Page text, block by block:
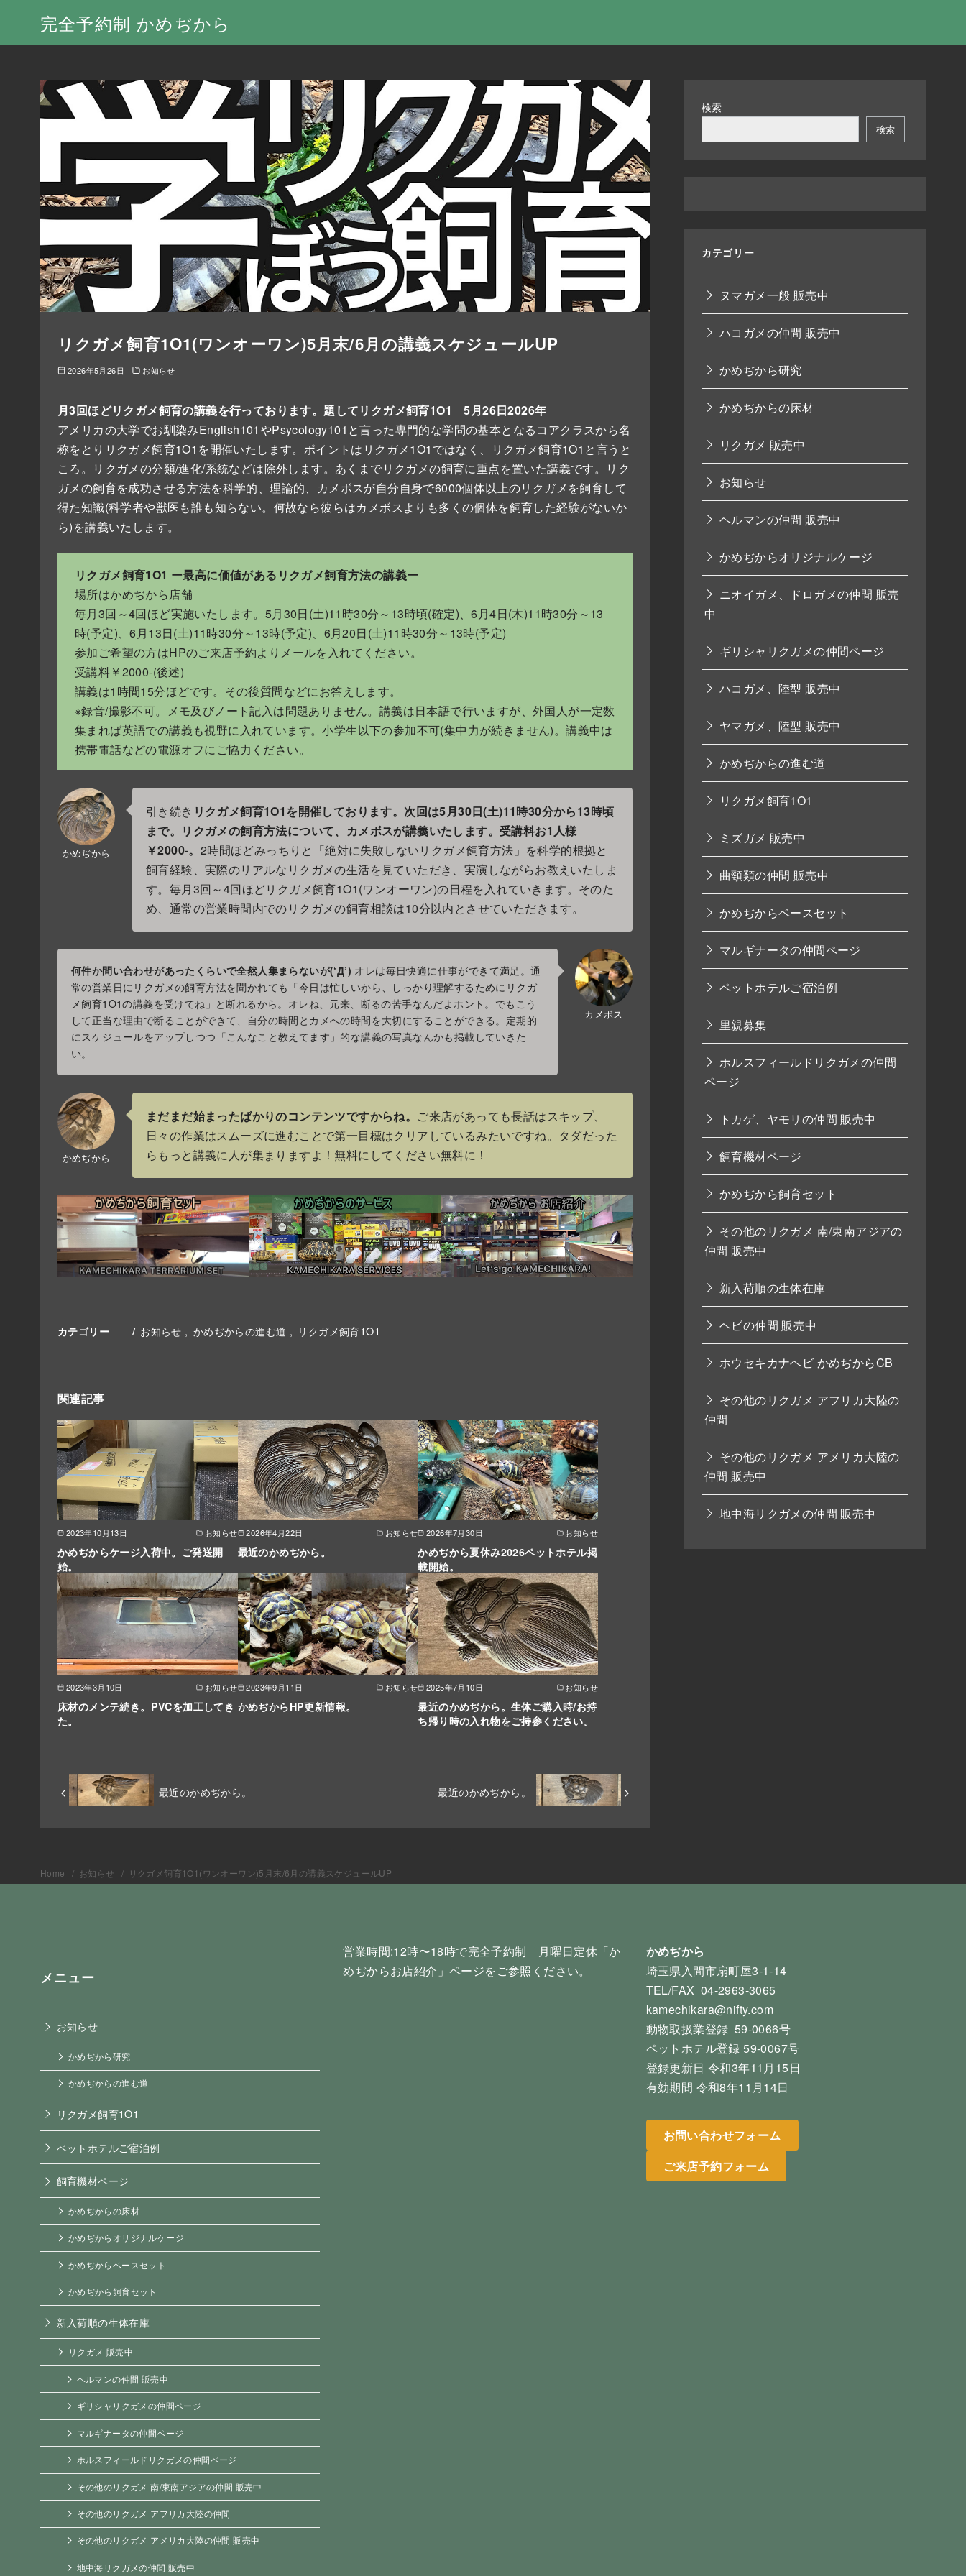
完全予約制 かめぢから
リクガメ飼育1O1(ワンオーワン)5月末/6月の講義スケジュールUP
2026年5月26日 お知らせ
月3回ほどリクガメ飼育の講義を行っております。題してリクガメ飼育1O1 5月26日2026年
アメリカの大学でお馴染みEnglish101やPsycology101と言った専門的な学問の基本となるコアクラスから名
称をとりリクガメ飼育1O1を開催いたします。ポイントはリクガメ1O1ではなく、リクガメ飼育1O1と言うと
ころ。リクガメの分類/進化/系統などは除外します。あくまでリクガメの飼育に重点を置いた講義です。リク
ガメの飼育を成功させる方法を科学的、理論的、カメボスが自分自身で6000個体以上のリクガメを飼育して
得た知識(科学者や獣医も誰も知らない。何故なら彼らはカメボスよりも多くの個体を飼育した経験がないか
ら)を講義いたします。
リクガメ飼育1O1 ー最高に価値があるリクガメ飼育方法の講義ー
場所はかめぢから店舗
毎月3回～4回ほど実施いたします。5月30日(土)11時30分～13時頃(確定)、6月4日(木)11時30分～13
時(予定)、6月13日(土)11時30分～13時(予定)、6月20日(土)11時30分～13時(予定)
参加ご希望の方はHPのご来店予約よりメールを入れてください。
受講料￥2000-(後述)
講義は1時間15分ほどです。その後質問などにお答えします。
※録音/撮影不可。メモ及びノート記入は問題ありません。講義は日本語で行いますが、外国人が一定数
集まれば英語での講義も視野に入れています。小学生以下の参加不可(集中力が続きません)。講義中は
携帯電話などの電源オフにご協力ください。
かめぢから
引き続き リクガメ飼育1O1を開催しております。次回は5月30日(土)11時30分から13時頃
まで。リクガメの飼育方法について、カメボスが講義いたします。受講料お1人様
￥2000-。 2時間ほどみっちりと「絶対に失敗しないリクガメ飼育方法」を科学的根拠と
飼育経験、実際のリアルなリクガメの生活を見ていただき、実演しながらお教えいたしま
す。毎月3回～4回ほどリクガメ飼育1O1(ワンオーワン)の日程を入れていきます。そのた
め、通常の営業時間内でのリクガメの飼育相談は10分以内とさせていただきます。
カメボス
何件か問い合わせがあったくらいで全然人集まらないが(‘Д’) オレは毎日快適に仕事ができて満足。通
常の営業日にリクガメの飼育方法を聞かれても「今日は忙しいから、しっかり理解するためにリクガ
メ飼育1O1の講義を受けてね」と断れるから。オレね、元来、断るの苦手なんだよホント。でもこう
して正当な理由で断ることができて、自分の時間とカメへの時間を大切にすることができる。定期的
にスケジュールをアップしつつ「こんなこと教えてます」的な講義の写真なんかも掲載していきた
い。
かめぢから
まだまだ始まったばかりのコンテンツですからね。 ご来店があっても長話はスキップ、
日々の作業はスムーズに進むことで第一目標はクリアしているみたいですね。タダだった
らもっと講義に人が集まりますよ！無料にしてください無料に！
カテゴリー お知らせ かめぢからの進む道 リクガメ飼育1O1
関連記事
2023年10月13日 お知らせ
かめぢからケージ入荷中。ご発送開
始。
2026年4月22日 お知らせ
最近のかめぢから。
2026年7月30日 お知らせ
かめぢから夏休み2026ペットホテル掲
載開始。
2023年3月10日 お知らせ
床材のメンテ続き。PVCを加工してき
た。
2023年9月11日 お知らせ
かめぢからHP更新情報。
2025年7月10日 お知らせ
最近のかめぢから。生体ご購入時/お持
ち帰り時の入れ物をご持参ください。
最近のかめぢから。 最近のかめぢから。
検索
検索
カテゴリー
ヌマガメ一般 販売中
ハコガメの仲間 販売中
かめぢから研究
かめぢからの床材
リクガメ 販売中
お知らせ
ヘルマンの仲間 販売中
かめぢからオリジナルケージ
ニオイガメ、ドロガメの仲間 販売
中
ギリシャリクガメの仲間ページ
ハコガメ、陸型 販売中
ヤマガメ、陸型 販売中
かめぢからの進む道
リクガメ飼育1O1
ミズガメ 販売中
曲頸類の仲間 販売中
かめぢからベースセット
マルギナータの仲間ページ
ペットホテルご宿泊例
里親募集
ホルスフィールドリクガメの仲間
ページ
トカゲ、ヤモリの仲間 販売中
飼育機材ページ
かめぢから飼育セット
その他のリクガメ 南/東南アジアの
仲間 販売中
新入荷順の生体在庫
ヘビの仲間 販売中
ホウセキカナヘビ かめぢからCB
その他のリクガメ アフリカ大陸の
仲間
その他のリクガメ アメリカ大陸の
仲間 販売中
地中海リクガメの仲間 販売中
Home お知らせ リクガメ飼育1O1(ワンオーワン)5月末/6月の講義スケジュールUP
メニュー
お知らせ
かめぢから研究
かめぢからの進む道
リクガメ飼育1O1
ペットホテルご宿泊例
飼育機材ページ
かめぢからの床材
かめぢからオリジナルケージ
かめぢからベースセット
かめぢから飼育セット
新入荷順の生体在庫
リクガメ 販売中
ヘルマンの仲間 販売中
ギリシャリクガメの仲間ページ
マルギナータの仲間ページ
ホルスフィールドリクガメの仲間ページ
その他のリクガメ 南/東南アジアの仲間 販売中
その他のリクガメ アフリカ大陸の仲間
その他のリクガメ アメリカ大陸の仲間 販売中
地中海リクガメの仲間 販売中
営業時間:12時〜18時で完全予約制 月曜日定休「か
めぢからお店紹介」ページをご参照ください。
かめぢから
埼玉県入間市扇町屋3-1-14
TEL/FAX 04-2963-3065
kamechikara@nifty.com
動物取扱業登録 59-0066号
ペットホテル登録 59-0067号
登録更新日 令和3年11月15日
有効期間 令和8年11月14日
お問い合わせフォーム
ご来店予約フォーム